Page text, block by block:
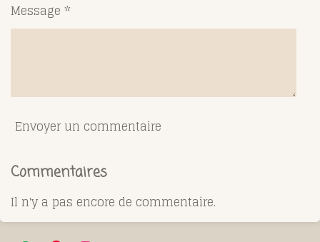
Message *
Envoyer un commentaire
Commentaires
Il n'y a pas encore de commentaire.